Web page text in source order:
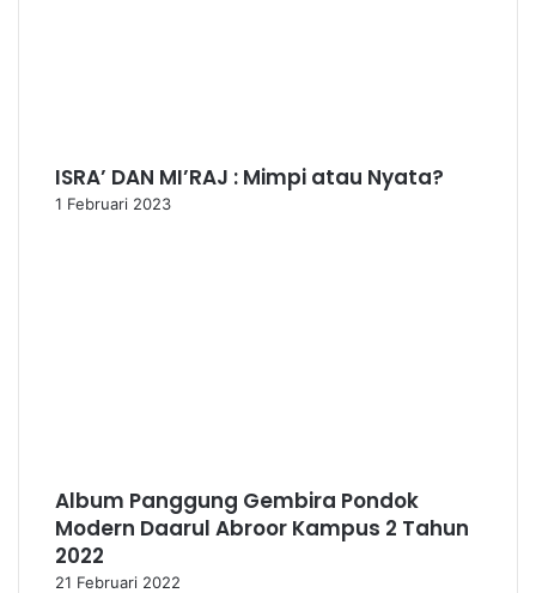
ISRA’ DAN MI’RAJ : Mimpi atau Nyata?
1 Februari 2023
Album Panggung Gembira Pondok
Modern Daarul Abroor Kampus 2 Tahun
2022
21 Februari 2022